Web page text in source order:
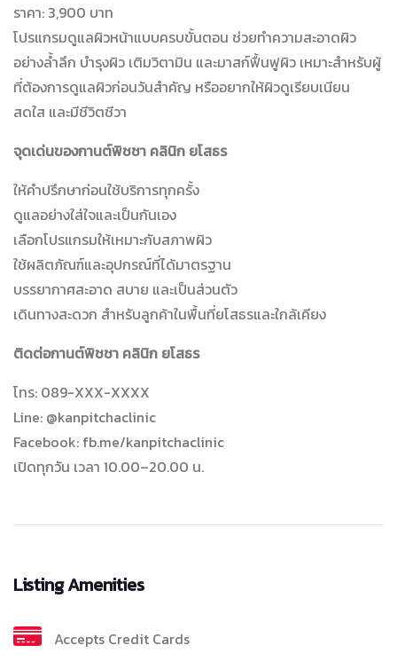
ราคา: 3,900 บาท
โปรแกรมดูแลผิวหน้าแบบครบขั้นตอน ช่วยทำความสะอาดผิว
อย่างล้ำลึก บำรุงผิว เติมวิตามิน และมาสก์ฟื้นฟูผิว เหมาะสำหรับผู้
ที่ต้องการดูแลผิวก่อนวันสำคัญ หรืออยากให้ผิวดูเรียบเนียน
สดใส และมีชีวิตชีวา
จุดเด่นของกานต์พิชชา คลินิก ยโสธร
ให้คำปรึกษาก่อนใช้บริการทุกครั้ง
ดูแลอย่างใส่ใจและเป็นกันเอง
เลือกโปรแกรมให้เหมาะกับสภาพผิว
ใช้ผลิตภัณฑ์และอุปกรณ์ที่ได้มาตรฐาน
บรรยากาศสะอาด สบาย และเป็นส่วนตัว
เดินทางสะดวก สำหรับลูกค้าในพื้นที่ยโสธรและใกล้เคียง
ติดต่อกานต์พิชชา คลินิก ยโสธร
โทร: 089-XXX-XXXX
Line: @kanpitchaclinic
Facebook: fb.me/kanpitchaclinic
เปิดทุกวัน เวลา 10.00–20.00 น.
Listing Amenities
Accepts Credit Cards